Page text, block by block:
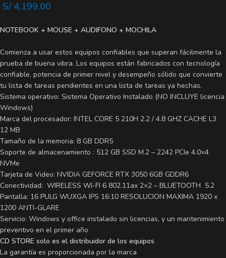
S/4,199.00
NOTEBOOK + MOUSE + AUDIFONO + MOCHILA
Comienza a usar estos equipos confiables que superan fácilmente la
prueba de buena vibra. Los equipos están fabricados con tecnología
confiable, potencia de primer nivel y desempeño sólido que convierte
tu lista de tareas pendientes en una lista de tareas ya hechas.
Sistema operativo: Sistema Operativo Instalado (NO INCLUYE licencia
Windows)
Marca del procesador: INTEL CORE 5 210H 2.2 / 4.8 GHZ CACHE L3
12 MB
Tamaño de la memoria: 8 GB DDR5
Soporte de almacenamiento : 512 GB SSD M.2 – 2242 PCIe 4.0×4
NVMe
Tarjeta de Video: NVIDIA GEFORCE RTX 3050 6GB GDDR6
Conectividad: WIRELESS WI-FI 6 802.11ax 2×2 – BLUETOOTH 5.2
Pantalla: 16 PULG WUXGA IPS 16:10 RESOLUCION MAXIMA 1920 x
1200 ANTI-GLARE
Servicio: Windows y office instalado sin licencias, y un mantenimiento
preventivo en el primer año
CD STORE solo es el distribuidor de los equipos
La garantía es proporcionada por la marca